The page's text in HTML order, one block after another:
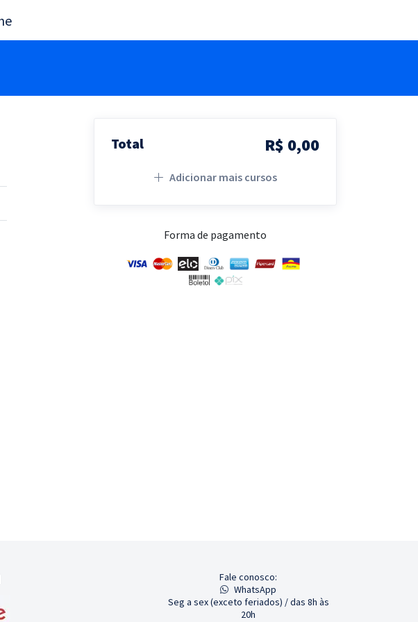
Total R$ 0,00
Adicionar mais cursos
Forma de pagamento
Fale conosco:
WhatsApp
Seg a sex (exceto feriados) / das 8h às
20h